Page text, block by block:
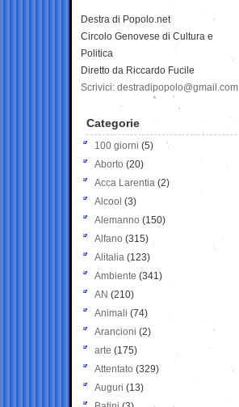
Destra di Popolo.net
Circolo Genovese di Cultura e
Politica
Diretto da Riccardo Fucile
Scrivici: destradipopolo@gmail.com
Categorie
100 giorni (5)
Aborto (20)
Acca Larentia (2)
Alcool (3)
Alemanno (150)
Alfano (315)
Alitalia (123)
Ambiente (341)
AN (210)
Animali (74)
Arancioni (2)
arte (175)
Attentato (329)
Auguri (13)